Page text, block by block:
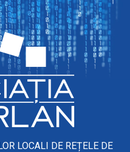
LOCALI DE REȚELE DE